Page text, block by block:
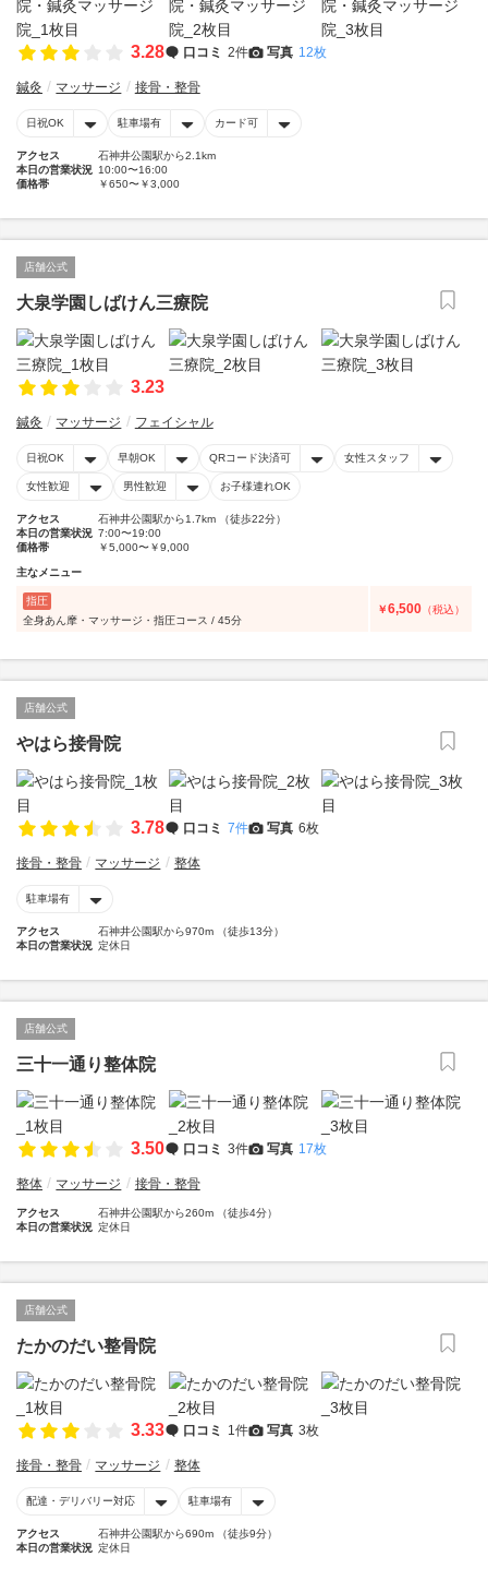
3.28 口コミ 2件 写真 12枚
鍼灸 マッサージ 接骨・整骨
日祝OK 駐車場有 カード可
アクセス
石神井公園駅から2.1km
本日の営業状況 10:00〜16:00
価格帯
￥650〜￥3,000
店舗公式
大泉学園しばけん三療院
3.23
鍼灸 マッサージ フェイシャル
日祝OK 早朝OK QRコード決済可 女性スタッフ
女性歓迎 男性歓迎 お子様連れOK
アクセス
石神井公園駅から1.7km （徒歩22分）
本日の営業状況 7:00〜19:00
価格帯
￥5,000〜￥9,000
主なメニュー
指圧
全身あん摩・マッサージ・指圧コース / 45分
￥6,500 （税込）
店舗公式
やはら接骨院
3.78 口コミ 7件 写真 6枚
接骨・整骨 マッサージ 整体
駐車場有
アクセス
石神井公園駅から970m （徒歩13分）
本日の営業状況 定休日
店舗公式
三十一通り整体院
3.50 口コミ 3件 写真 17枚
整体 マッサージ 接骨・整骨
アクセス
石神井公園駅から260m （徒歩4分）
本日の営業状況 定休日
店舗公式
たかのだい整骨院
3.33 口コミ 1件 写真 3枚
接骨・整骨 マッサージ 整体
配達・デリバリー対応 駐車場有
アクセス
石神井公園駅から690m （徒歩9分）
本日の営業状況 定休日